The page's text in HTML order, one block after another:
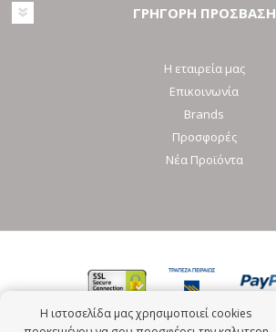
ΓΡΗΓΟΡΗ ΠΡΟΣΒΑΣΗ
Η εταιρεία μας
Επικοινωνία
Brands
Προσφορές
Νέα Προϊόντα
Η ιστοσελίδα μας χρησιμοποιεί cookies